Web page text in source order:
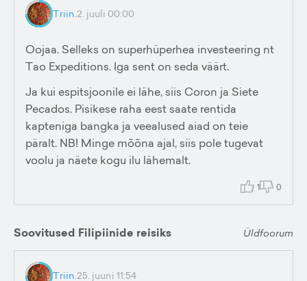
Triin.2. juuli 00:00
Oojaa. Selleks on superhüperhea investeering nt
Tao Expeditions. Iga sent on seda väärt.
Ja kui espitsjoonile ei lähe, siis Coron ja Siete
Pecados. Pisikese raha eest saate rentida
kapteniga bangka ja veealused aiad on teie
päralt. NB! Minge mõõna ajal, siis pole tugevat
voolu ja näete kogu ilu lähemalt.
1 0
Soovitused Filipiinide reisiks Üldfoorum
Triin.25. juuni 11:54